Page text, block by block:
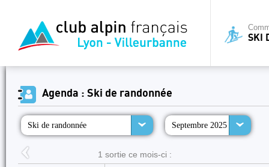
SKI
Agenda : Ski de randonnée
Ski de randonnée Septembre 2025
1 sortie ce mois-ci :